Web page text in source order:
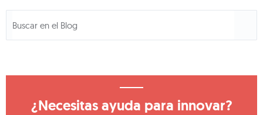
¿Necesitas ayuda para innovar?